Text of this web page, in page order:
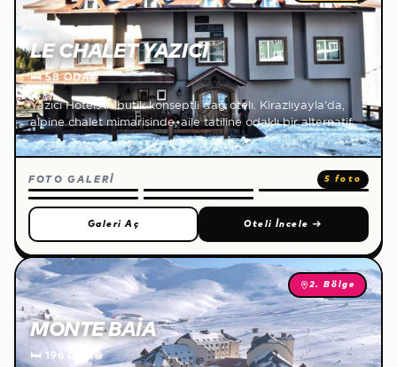
LE CHALET YAZICI
🛏58 ODA🌐
Yazıcı Hotels'in butik konseptli dağ otelı. Kirazlıyayla'da,
alpine chalet mimarisinde, aile tatiline odaklı bir alternatif.
FOTO GALERİ 5 foto
Galeri Aç Oteli İncele →
2. Bölge
MONTE BAIA
🛏196 ODA🌐